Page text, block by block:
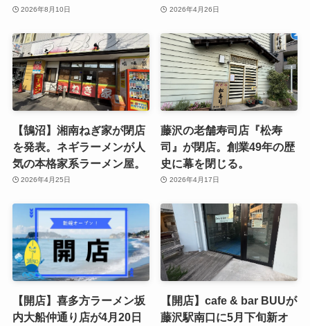
2026年8月10日 2026年4月26日
【鵠沼】湘南ねぎ家が閉店
を発表。ネギラーメンが人
気の本格家系ラーメン屋。
2026年4月25日
藤沢の老舗寿司店『松寿
司』が閉店。創業49年の歴
史に幕を閉じる。
2026年4月17日
【開店】喜多方ラーメン坂
内大船仲通り店が4月20日
【開店】cafe & bar BUUが
藤沢駅南口に5月下旬新オ